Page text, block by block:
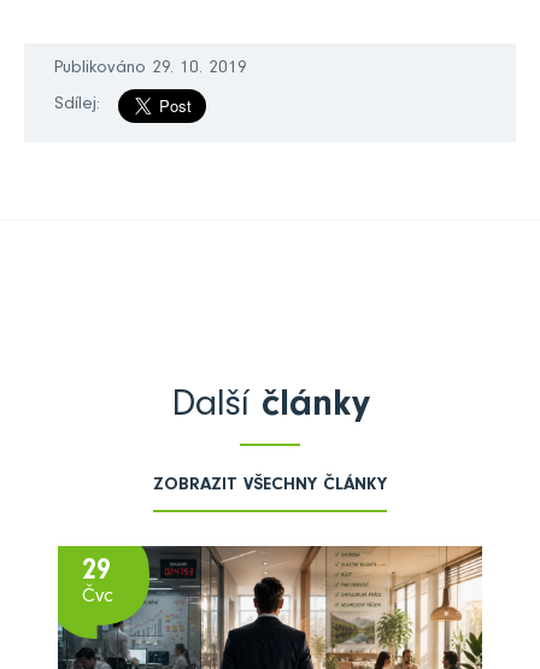
Publikováno 29. 10. 2019
Sdílej:
Další články
ZOBRAZIT VŠECHNY ČLÁNKY
29
Čvc